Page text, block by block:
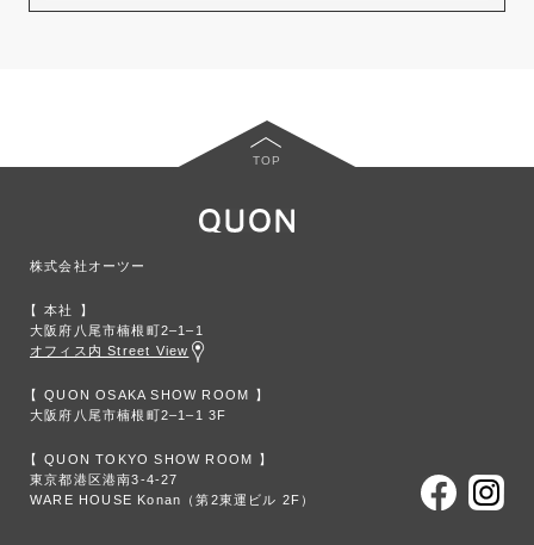
TOP
株式会社オーツー
本社
大阪府八尾市楠根町2‒1‒1
オフィス内 Street View
QUON OSAKA SHOW ROOM
大阪府八尾市楠根町2‒1‒1 3F
QUON TOKYO SHOW ROOM
東京都港区港南3-4-27
WARE HOUSE Konan（第2東運ビル 2F）